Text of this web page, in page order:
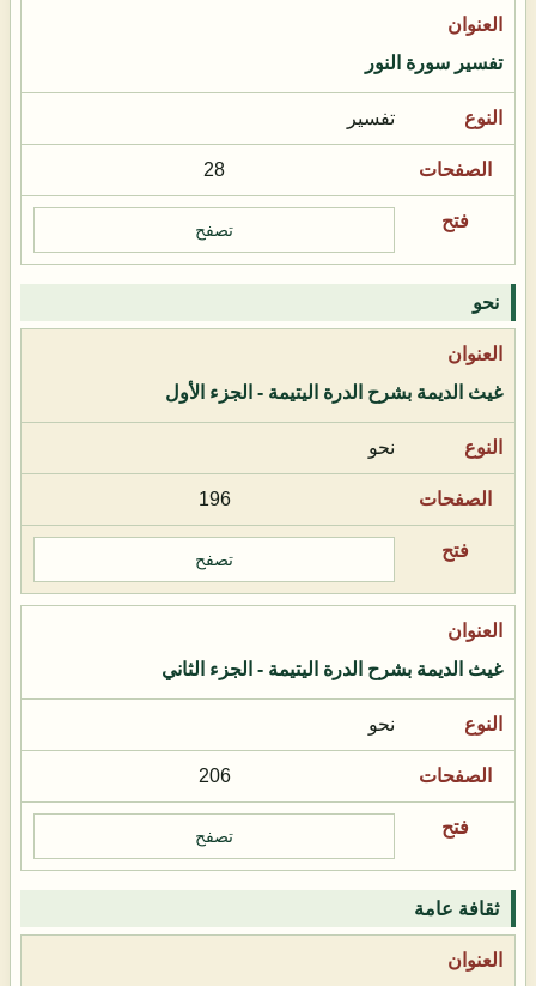
تفسير سورة النور
تفسير
28
تصفح
نحو
غيث الديمة بشرح الدرة اليتيمة - الجزء الأول
نحو
196
تصفح
غيث الديمة بشرح الدرة اليتيمة - الجزء الثاني
نحو
206
تصفح
ثقافة عامة